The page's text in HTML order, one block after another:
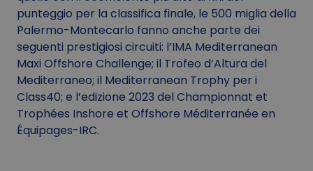
punteggio per la classifica finale, le 500 miglia della
Palermo-Montecarlo fanno anche parte dei
seguenti prestigiosi circuiti: l’IMA Mediterranean
Maxi Offshore Challenge; il Trofeo d’Altura del
Mediterraneo; il Mediterranean Trophy per i
Class40; e l’edizione 2023 del Championnat et
Trophées Inshore et Offshore Méditerranée en
Équipages-IRC.